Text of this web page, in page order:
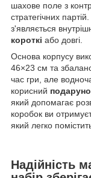
шахове поле з
стратегічних
з'являється
короткі або довгі.
Основа корпусу
46×23 см та
час гри, але
корисний
який допомагає
коробок ви
який легко
Надійність